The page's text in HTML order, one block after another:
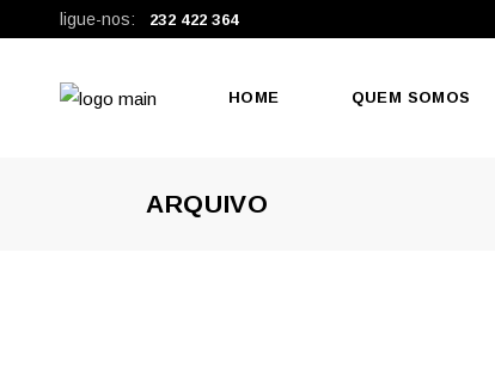
ligue-nos: 232 422 364
HOME QUEM SOMOS
ARQUIVO